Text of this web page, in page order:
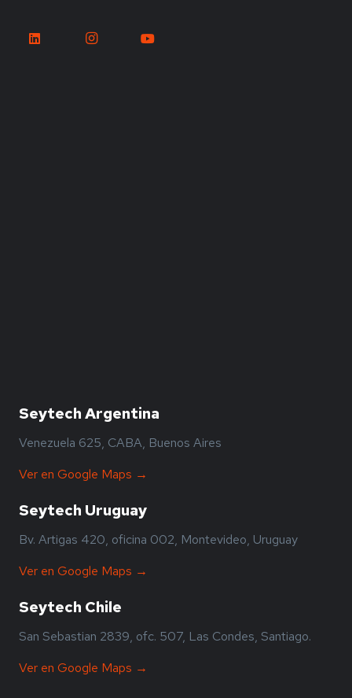
Seytech Argentina
Venezuela 625, CABA, Buenos Aires
Ver en Google Maps →
Seytech Uruguay
Bv. Artigas 420, oficina 002, Montevideo, Uruguay
Ver en Google Maps →
Seytech Chile
San Sebastian 2839, ofc. 507, Las Condes, Santiago.
Ver en Google Maps →